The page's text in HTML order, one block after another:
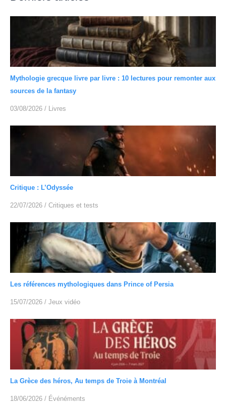
Mythologie grecque livre par livre : 10 lectures pour remonter aux
sources de la fantasy
03/08/2026 / Livres
Critique : L’Odyssée
22/07/2026 / Critiques et tests
Les références mythologiques dans Prince of Persia
15/07/2026 / Jeux vidéo
La Grèce des héros, Au temps de Troie à Montréal
18/06/2026 / Événéments